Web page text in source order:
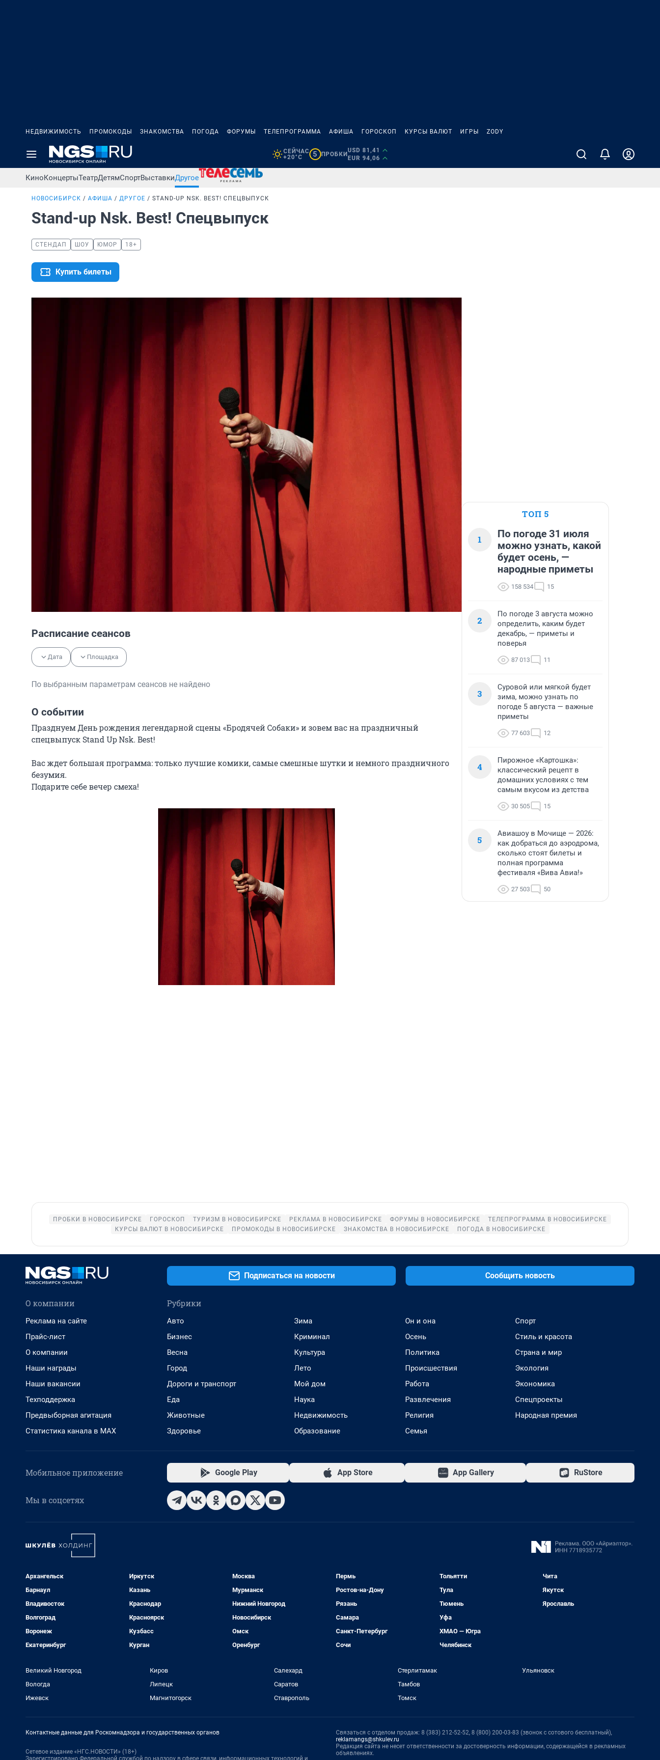
НЕДВИЖИМОСТЬ ПРОМОКОДЫ ЗНАКОМСТВА ПОГОДА ФОРУМЫ ТЕЛЕПРОГРАММА АФИША ГОРОСКОП КУРСЫ ВАЛЮТ ИГРЫ ZODY
СЕЙЧАС
+20°C
5 ПРОБКИ
USD 81,41
EUR 94,06
КиноКонцертыТеатрДетямСпортВыставкиДругое
НОВОСИБИРСК АФИША ДРУГОЕ STAND-UP NSK. BEST! СПЕЦВЫПУСК
Stand-up Nsk. Best! Спецвыпуск
СТЕНДАП ШОУ ЮМОР 18+
Купить билеты
Расписание сеансов
Дата Площадка
По выбранным параметрам сеансов не найдено
О событии
Празднуем День рождения легендарной сцены «Бродячей Собаки» и зовем вас на праздничный
спецвыпуск Stand Up Nsk. Best!
Вас ждет большая программа: только лучшие комики, самые смешные шутки и немного праздничного
безумия.
Подарите себе вечер смеха!
ТОП 5
1
По погоде 31 июля
можно узнать, какой
будет осень, —
народные приметы
158 534 15
2
По погоде 3 августа можно
определить, каким будет
декабрь, — приметы и
поверья
87 013 11
3
Суровой или мягкой будет
зима, можно узнать по
погоде 5 августа — важные
приметы
77 603 12
4
Пирожное «Картошка»:
классический рецепт в
домашних условиях с тем
самым вкусом из детства
30 505 15
5
Авиашоу в Мочище — 2026:
как добраться до аэродрома,
сколько стоят билеты и
полная программа
фестиваля «Вива Авиа!»
27 503 50
ПРОБКИ В НОВОСИБИРСКЕ ГОРОСКОП ТУРИЗМ В НОВОСИБИРСКЕ РЕКЛАМА В НОВОСИБИРСКЕ ФОРУМЫ В НОВОСИБИРСКЕ
ТЕЛЕПРОГРАММА В НОВОСИБИРСКЕ
КУРСЫ ВАЛЮТ В НОВОСИБИРСКЕ
ПРОМОКОДЫ В НОВОСИБИРСКЕ ЗНАКОМСТВА В НОВОСИБИРСКЕ ПОГОДА В НОВОСИБИРСКЕ
Подписаться на новости Сообщить новость
О компании
Реклама на сайте
Прайс-лист
О компании
Наши награды
Наши вакансии
Техподдержка
Предвыборная агитация
Статистика канала в MAX
Рубрики
Авто
Бизнес
Весна
Город
Дороги и транспорт
Еда
Животные
Здоровье
Зима
Криминал
Культура
Лето
Мой дом
Наука
Недвижимость
Образование
Он и она
Осень
Политика
Происшествия
Работа
Развлечения
Религия
Семья
Спорт
Стиль и красота
Страна и мир
Экология
Экономика
Спецпроекты
Народная премия
Мобильное приложение Google Play App Store App Gallery RuStore
Мы в соцсетях
Архангельск
Барнаул
Владивосток
Волгоград
Воронеж
Екатеринбург
Иркутск
Казань
Краснодар
Красноярск
Кузбасс
Курган
Москва
Мурманск
Нижний Новгород
Новосибирск
Омск
Оренбург
Пермь
Ростов-на-Дону
Рязань
Самара
Санкт-Петербург
Сочи
Тольятти
Тула
Тюмень
Уфа
ХМАО — Югра
Челябинск
Чита
Якутск
Ярославль
Великий Новгород
Вологда
Ижевск
Киров
Липецк
Магнитогорск
Салехард
Саратов
Ставрополь
Стерлитамак
Тамбов
Томск
Ульяновск
Контактные данные для Роскомнадзора и государственных органов
Сетевое издание «НГС.НОВОСТИ» (18+)
Зарегистрировано Федеральной службой по надзору в сфере связи, информационных технологий и
Связаться с отделом продаж: 8 (383) 212-52-52, 8 (800) 200-03-83 (звонок с сотового бесплатный),
reklamangs@shkulev.ru
Редакция сайта не несет ответственности за достоверность информации, содержащейся в рекламных
объявлениях.